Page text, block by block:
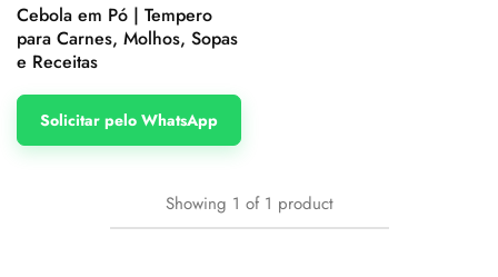
Cebola em Pó | Tempero
para Carnes, Molhos, Sopas
e Receitas
Solicitar pelo WhatsApp
Showing 1 of 1 product